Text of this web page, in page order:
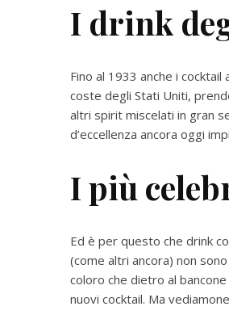
I drink
Fino al 1933 anche i
coste degli Stati Uniti,
altri spirit miscelati in gran
d’eccellenza ancora oggi
I più
Ed è per questo che drink
(come altri ancora) non
coloro che dietro al
nuovi cocktail. Ma